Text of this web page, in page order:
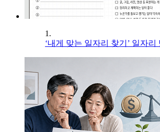
1.
‘내게 맞는 일자리 찾기’ 일자리